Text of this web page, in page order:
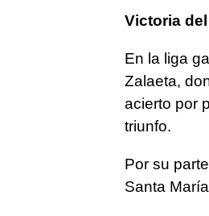
Victoria
En la liga
Zalaeta,
acierto por
triunfo.
Por su
Santa